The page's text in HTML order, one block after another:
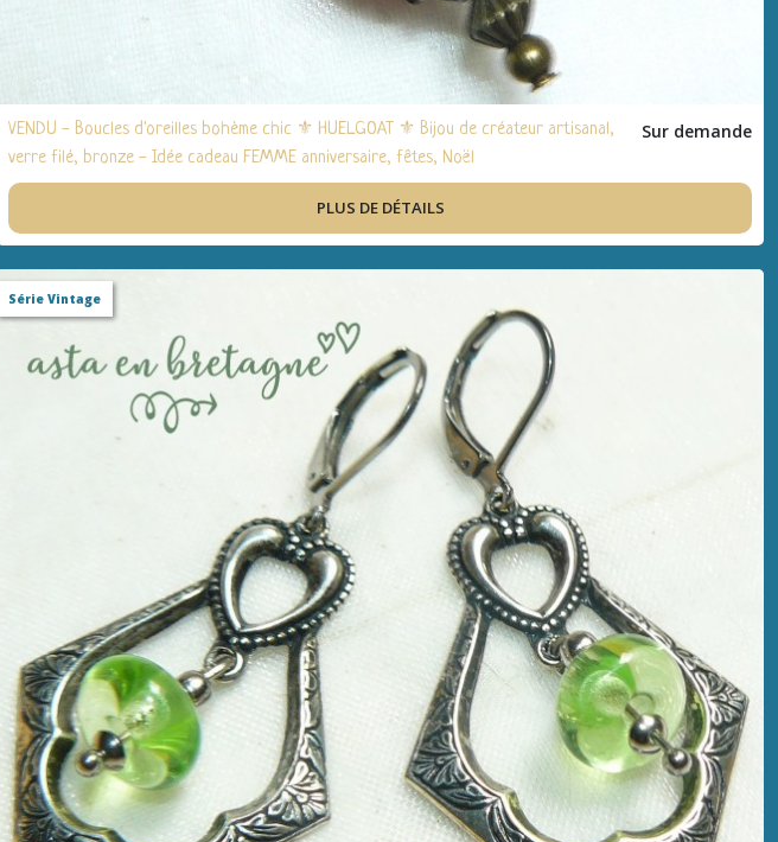
VENDU - Boucles d'oreilles bohème chic ⚜ HUELGOAT ⚜ Bijou de créateur artisanal,
verre filé, bronze - Idée cadeau FEMME anniversaire, fêtes, Noël
Sur demande
PLUS DE DÉTAILS
Série Vintage